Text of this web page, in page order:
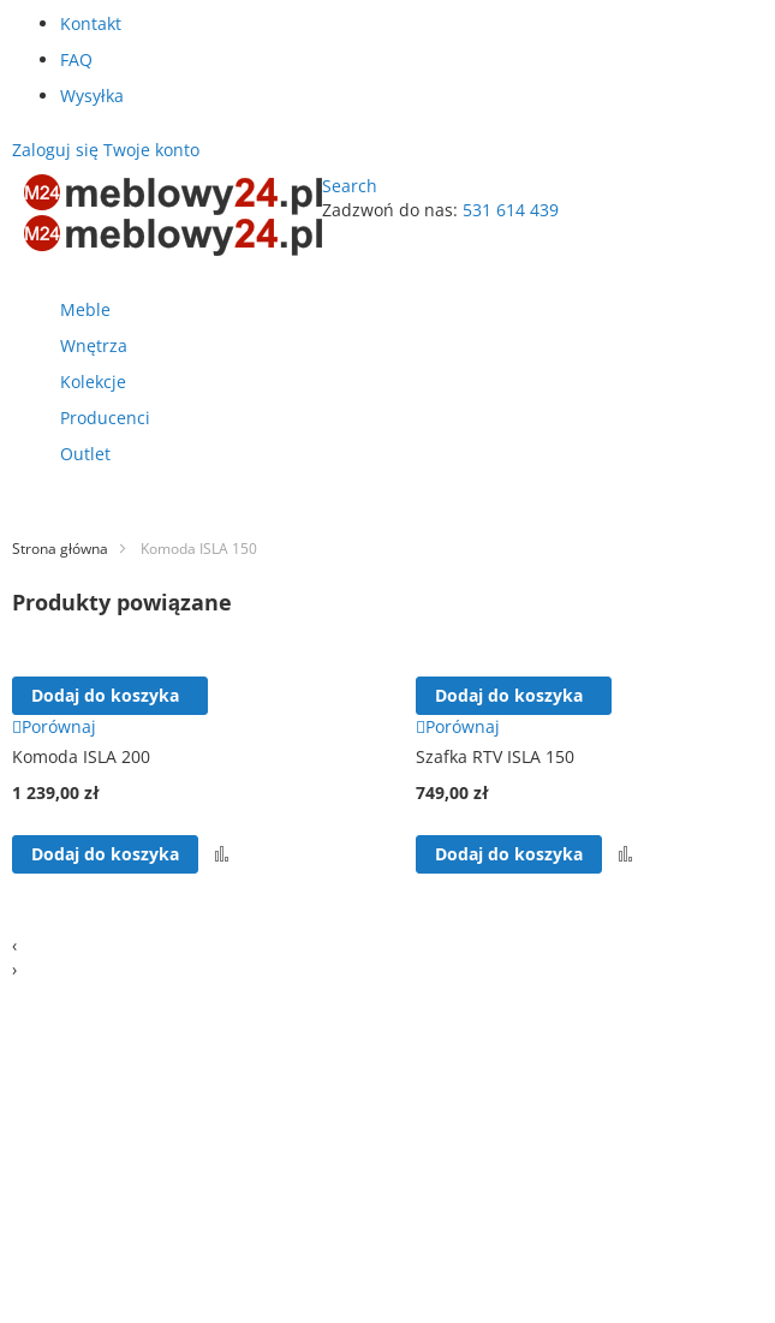
Kontakt
FAQ
Wysyłka
Zaloguj się Twoje konto
Search
Zadzwoń do nas: 531 614 439
Meble
Wnętrza
Kolekcje
Producenci
Outlet
Strona główna Komoda ISLA 150
Produkty powiązane
Dodaj do koszyka
Porównaj
Komoda ISLA 200
1 239,00 zł
Dodaj do koszyka
Dodaj do koszyka
Porównaj
Szafka RTV ISLA 150
749,00 zł
Dodaj do koszyka
‹
›